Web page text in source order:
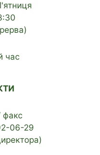
час
факс
06-29